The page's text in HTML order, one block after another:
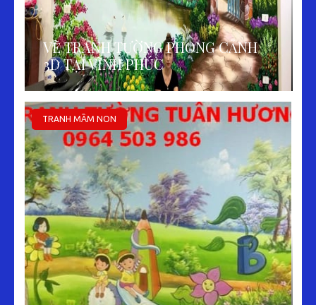
VẼ TRANH TƯỜNG PHONG CẢNH
3D TẠI VĨNH PHÚC
TRANH MẦM NON